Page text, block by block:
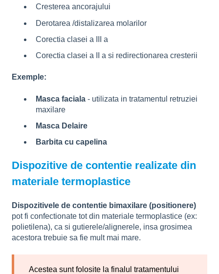
Cresterea ancorajului
Derotarea /distalizarea molarilor
Corectia clasei a III a
Corectia clasei a II a si redirectionarea cresterii
Exemple:
Masca faciala - utilizata in tratamentul retruziei
maxilare
Masca Delaire
Barbita cu capelina
Dispozitive de contentie realizate din
materiale termoplastice
Dispozitivele de contentie bimaxilare (positionere)
pot fi confectionate tot din materiale termoplastice (ex:
polietilena), ca si gutierele/alignerele, insa grosimea
acestora trebuie sa fie mult mai mare.
Acestea sunt folosite la finalul tratamentului